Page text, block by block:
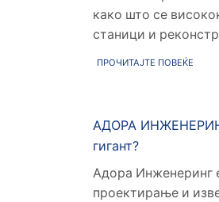
како што се
станици и
ПРОЧИТАЈТЕ ПОВЕЌЕ
АДОРА
гигант?
Адора Инженеринг
проектирање и